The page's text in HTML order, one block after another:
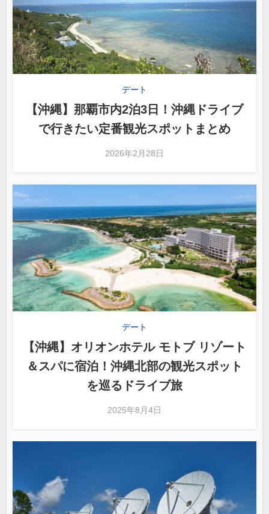
デート
【沖縄】那覇市内2泊3日！沖縄ドライブ
で行きたい定番観光スポットまとめ
2026年2月28日
デート
【沖縄】オリオンホテル モトブ リゾート
＆スパに宿泊！沖縄北部の観光スポット
を巡るドライブ旅
2025年8月4日